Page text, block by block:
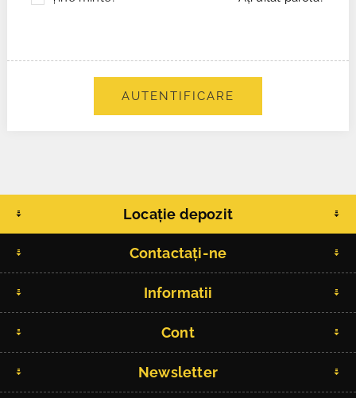
AUTENTIFICARE
Locație depozit
Contactați-ne
Informatii
Cont
Newsletter